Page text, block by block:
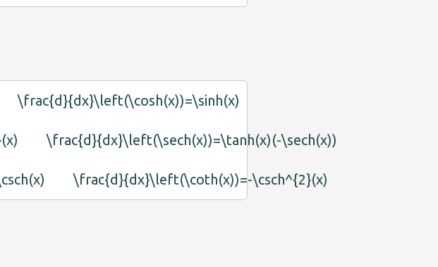
\frac{d}{dx}\left(\cosh(x))=\sinh(x)
\frac{d}{dx}\left(\sech(x))=\tanh(x)(-\sech(x))
\frac{d}{dx}\left(\coth(x))=-\csch^{2}(x)